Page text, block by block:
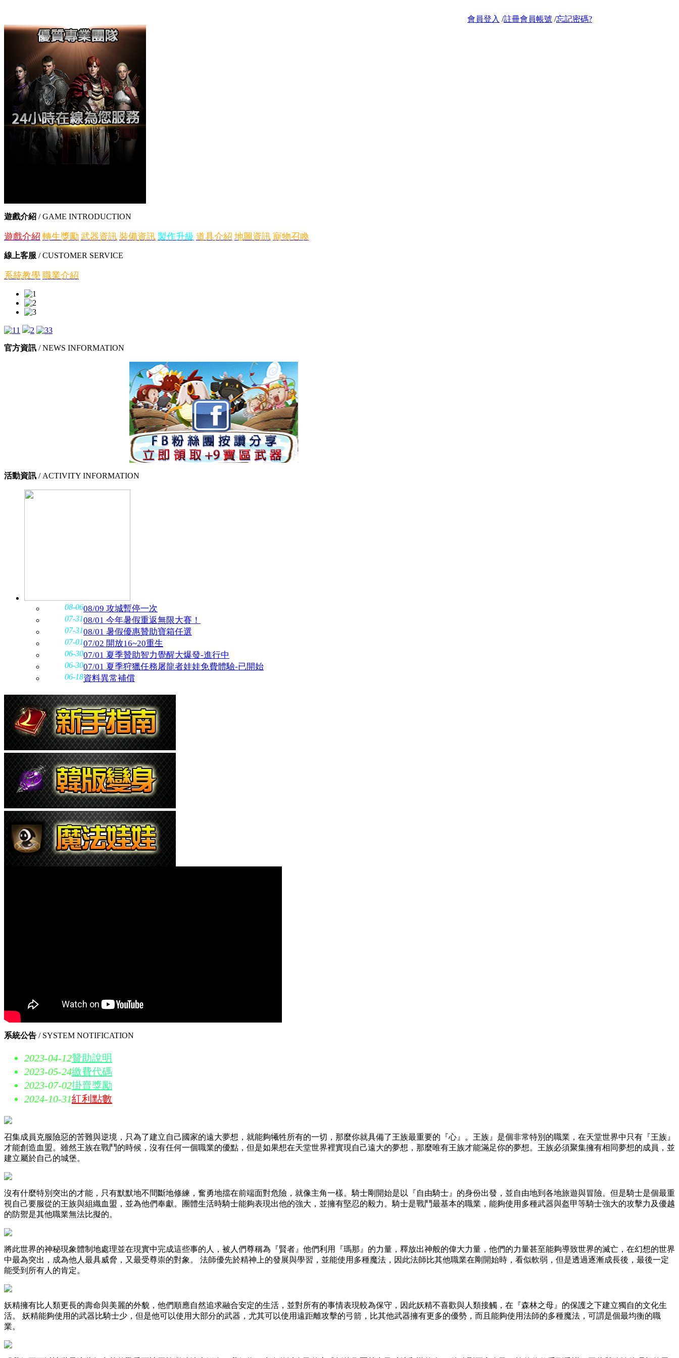
會員登入 /註冊會員帳號 /忘記密碼?
遊戲介紹 / GAME INTRODUCTION
遊戲介紹 轉生獎勵 武器資訊 裝備資訊 製作升級 道具介紹 地圖資訊 寵物召喚
線上客服 / CUSTOMER SERVICE
系統教學 職業介紹
1 2 3
官方資訊 / NEWS INFORMATION
活動資訊 / ACTIVITY INFORMATION
08/09 攻城暫停一次
08-06
08/01 今年暑假重返無限大賽！
07-31
08/01 暑假優惠贊助寶箱任選
07-31
07/02 開放16~20重生
07-01
07/01 夏季贊助智力覺醒大爆發-進行中
06-30
07/01 夏季狩獵任務屠龍者娃娃免費體驗-已開始
06-30
資料異常補償
06-18
系統公告 / SYSTEM NOTIFICATION
2023-04-12贊助說明
2023-05-24繳費代碼
2023-07-02掛賣獎勵
2024-10-31紅利點數
召集成員克服險惡的苦難與逆境，只為了建立自己國家的遠大夢想，就能夠犧牲所有的一切，那麼你就具備了王族最重要的『心』。王族』是個非常特別的職業，在天堂世界中只有『王族』
才能創造血盟。雖然王族在戰鬥的時候，沒有任何一個職業的優點，但是如果想在天堂世界裡實現自己遠大的夢想，那麼唯有王族才能滿足你的夢想。王族必須聚集擁有相同夢想的成員，並
建立屬於自己的城堡。
沒有什麼特別突出的才能，只有默默地不間斷地修練，奮勇地擋在前端面對危險，就像主角一樣。騎士剛開始是以『自由騎士』的身份出發，並自由地到各地旅遊與冒險。但是騎士是個最重
視自己要服從的王族與組織血盟，並為他們奉獻。團體生活時騎士能夠表現出他的強大，並擁有堅忍的毅力。騎士是戰鬥最基本的職業，能夠使用多種武器與盔甲等騎士強大的攻擊力及優越
的防禦是其他職業無法比擬的。
將此世界的神秘現象體制地處理並在現實中完成這些事的人，被人們尊稱為『賢者』他們利用『瑪那』的力量，釋放出神般的偉大力量，他們的力量甚至能夠導致世界的滅亡，在幻想的世界
中最為突出，成為他人最具威脅，又最受尊崇的對象。 法師優先於精神上的發展與學習，並能使用多種魔法，因此法師比其他職業在剛開始時，看似軟弱，但是透過逐漸成長後，最後一定
能受到所有人的肯定。
妖精擁有比人類更長的壽命與美麗的外貌，他們順應自然追求融合安定的生活，並對所有的事情表現較為保守，因此妖精不喜歡與人類接觸，在『森林之母』的保護之下建立獨自的文化生
活。 妖精能夠使用的武器比騎士少，但是他可以使用大部分的武器，尤其可以使用遠距離攻擊的弓箭，比其他武器擁有更多的優勢，而且能夠使用法師的多種魔法，可謂是個最均衡的職
業。